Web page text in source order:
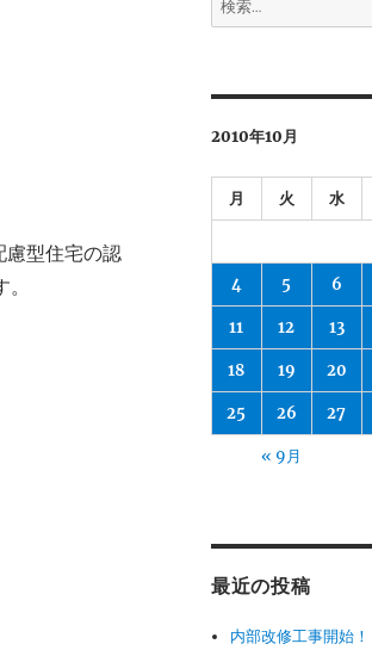
慮型住宅の認
索:
2010年10月
月 火 水
4 5 6
11 12 13
18 19 20
25 26 27
« 9月
最近の投稿
内部改修工事開始！